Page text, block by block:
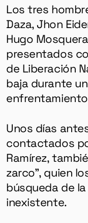
Los tres
Daza, Jhon
Hugo
presentados
de Liberación
baja durante
Unos días
contactados
Ramírez,
zarco”, quien
búsqueda de
inexistente.